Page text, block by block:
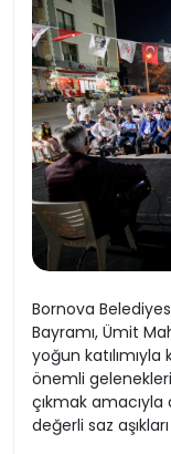
Bornova
Bayramı, Ümit
yoğun katılımıyla
önemli
çıkmak
değerli saz